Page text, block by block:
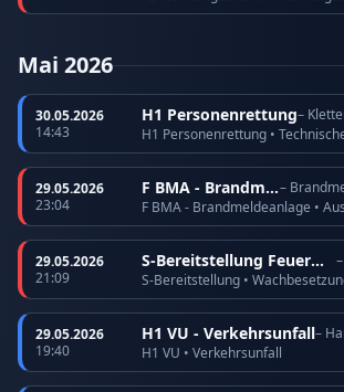
Mai 2026
30.05.2026
14:43
H1 Personenrettung–
H1 Personenrettung •
29.05.2026
23:04
F BMA - Brandmeldeanlage
29.05.2026
21:09
S-Bereitstellung Feuerwehr
S-Bereitstellung •
29.05.2026
19:40
H1 VU - Verkehrsunfall–
H1 VU • Verkehrsunfall